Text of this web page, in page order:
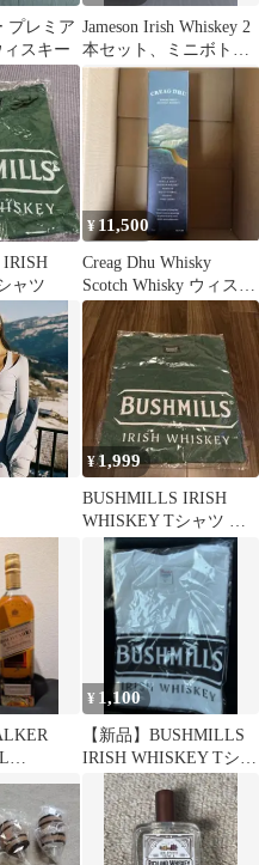
プレミア
スキー
Jameson Irish Whiskey 2
本セット、ミニボトル
他 グッズ付き
ャツ
¥11,500
Creag Dhu Whisky
Scotch Whisky ウィスキ
ー
¥1,999
BUSHMILLS IRISH
WHISKEY Tシャツ グ
リーン
¥ 1,100
【新品】BUSHMILLS
IRISH WHISKEY Tシャ
ツ ホワイト L